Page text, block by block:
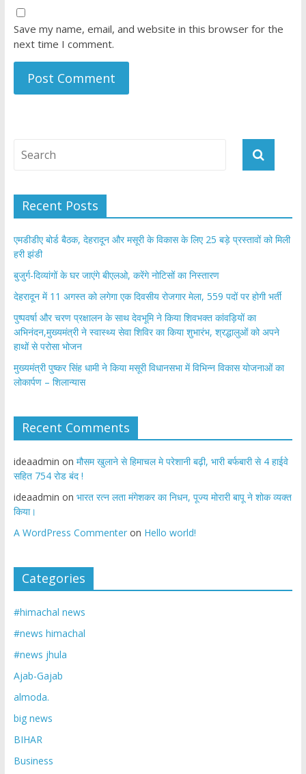
Save my name, email, and website in this browser for the
next time I comment.
Recent Posts
एमडीडीए बोर्ड बैठक, देहरादून और मसूरी के विकास के लिए 25 बड़े प्रस्तावों को मिली
हरी झंडी
बुजुर्ग-दिव्यांगों के घर जाएंगे बीएलओ, करेंगे नोटिसों का निस्तारण
​देहरादून में 11 अगस्त को लगेगा एक दिवसीय रोजगार मेला, 559 पदों पर होगी भर्ती
पुष्पवर्षा और चरण प्रक्षालन के साथ देवभूमि ने किया शिवभक्त कांवड़ियों का
अभिनंदन,मुख्यमंत्री ने स्वास्थ्य सेवा शिविर का किया शुभारंभ, श्रद्धालुओं को अपने
हाथों से परोसा भोजन
मुख्यमंत्री पुष्कर सिंह धामी ने किया मसूरी विधानसभा में विभिन्न विकास योजनाओं का
लोकार्पण – शिलान्यास
Recent Comments
ideaadmin on मौसम खुलाने से हिमाचल मे परेशानी बढ़ी, भारी बर्फबारी से 4 हाईवे
सहित 754 रोड बंद !
ideaadmin on भारत रत्न लता मंगेशकर का निधन, पूज्य मोरारी बापू ने शोक व्यक्त
किया।
A WordPress Commenteron Hello world!
Categories
#himachal news
#news himachal
#news jhula
Ajab-Gajab
almoda.
big news
BIHAR
Business